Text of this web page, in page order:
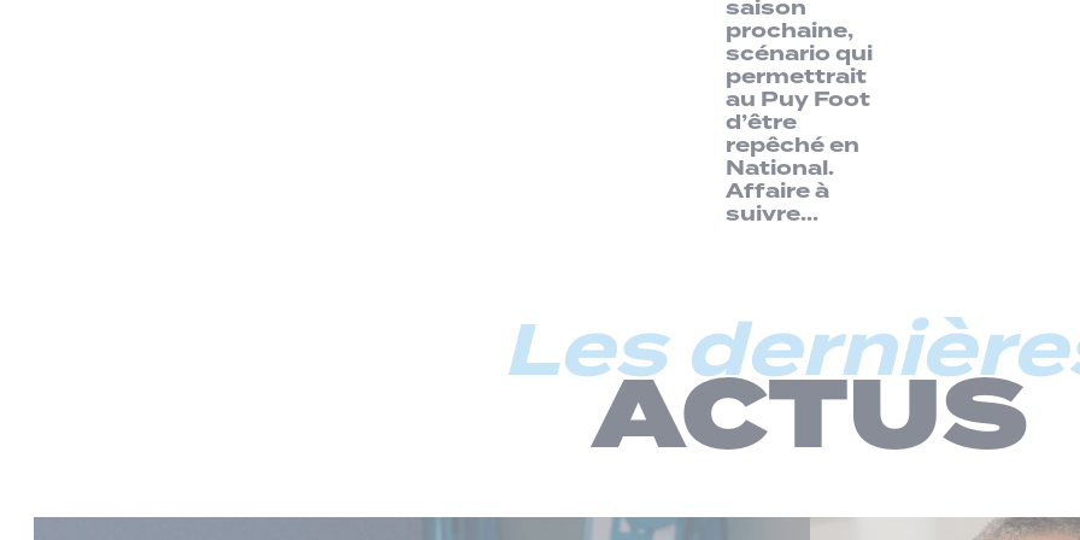
saison
prochaine,
scénario qui
permettrait
au Puy Foot
d’être
repêché en
National.
Affaire à
suivre…
LesACTUS